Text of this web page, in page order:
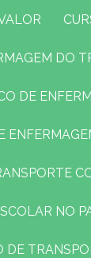
DO
DE
NO
DE